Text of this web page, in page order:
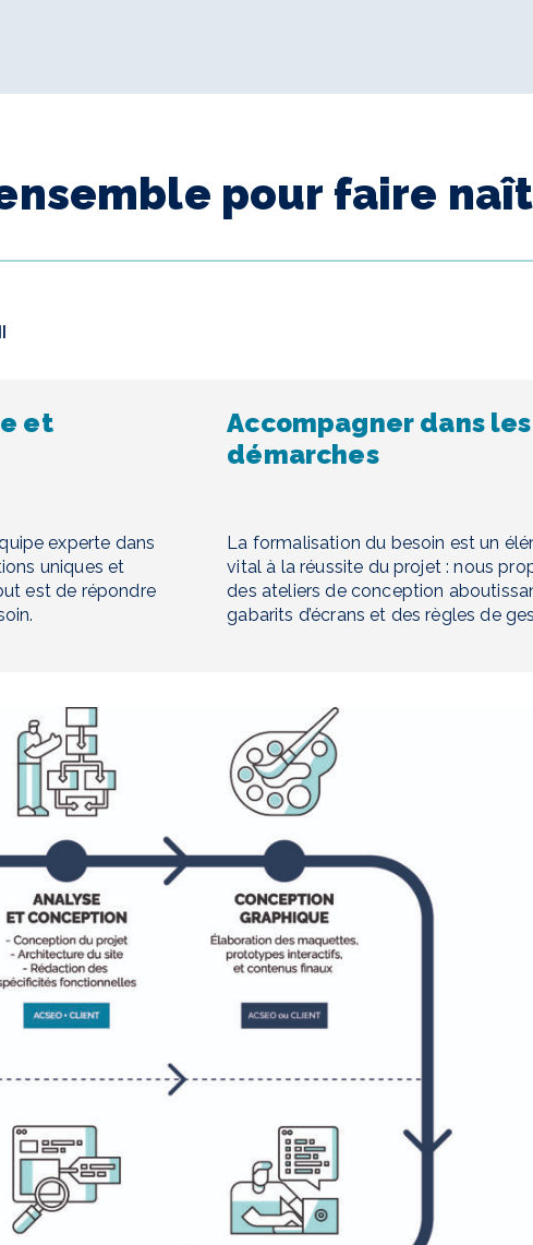
pour faire
et
experte dans
uniques et
est de répondre
Accompagner dans les
démarches
La formalisation du besoin est un
vital à la réussite du projet : nous
des ateliers de conception
gabarits d’écrans et des règles de